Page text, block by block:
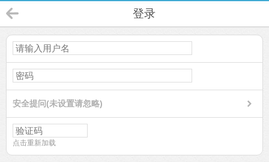
登录
安全提问(未设置请忽略)
点击重新加载